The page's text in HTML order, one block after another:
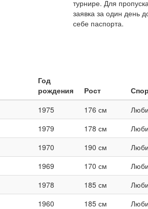
турнире. Для
заявка за один день
себе паспорта.
Год
рождения
Рост
1975 176 см
1979 178 см
1970 190 см
1969 170 см
1978 185 см
1960 185 см